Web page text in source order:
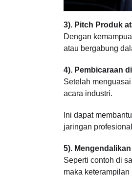
3). Pitch Produk
Dengan
atau bergabung
4). Pembicaraan
Setelah
acara industri.
Ini dapat
jaringan
5).
Seperti contoh di
maka